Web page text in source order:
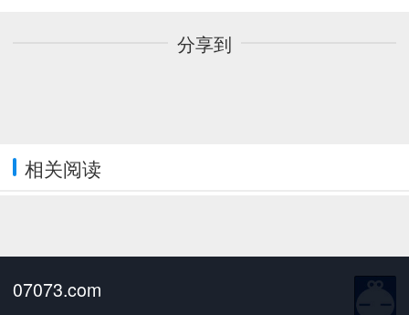
分享到
相关阅读
07073.com